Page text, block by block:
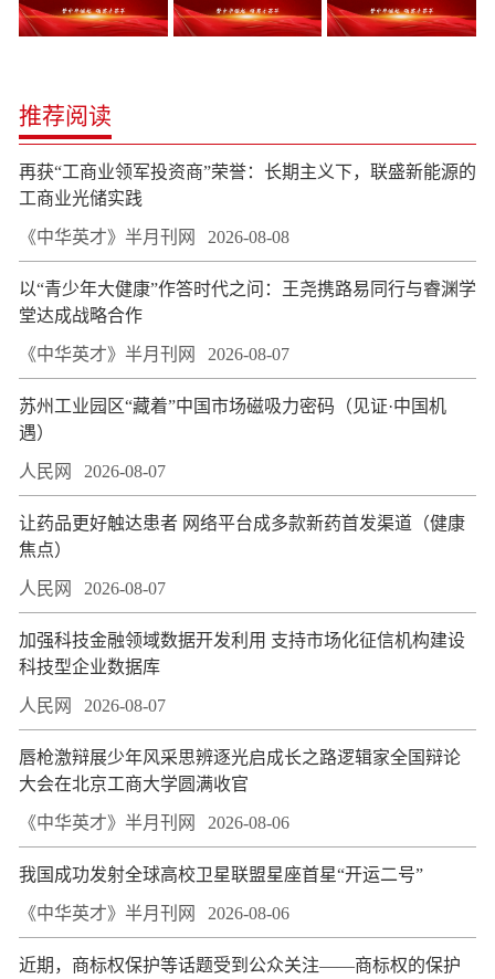
推荐阅读
再获“工商业领军投资商”荣誉：长期主义下，联盛新能源的
工商业光储实践
《中华英才》半月刊网 2026-08-08
以“青少年大健康”作答时代之问：王尧携路易同行与睿渊学
堂达成战略合作
《中华英才》半月刊网 2026-08-07
苏州工业园区“藏着”中国市场磁吸力密码（见证·中国机
遇）
人民网 2026-08-07
让药品更好触达患者 网络平台成多款新药首发渠道（健康
焦点）
人民网 2026-08-07
加强科技金融领域数据开发利用 支持市场化征信机构建设
科技型企业数据库
人民网 2026-08-07
唇枪激辩展少年风采思辨逐光启成长之路逻辑家全国辩论
大会在北京工商大学圆满收官
《中华英才》半月刊网 2026-08-06
我国成功发射全球高校卫星联盟星座首星“开运二号”
《中华英才》半月刊网 2026-08-06
近期，商标权保护等话题受到公众关注——商标权的保护